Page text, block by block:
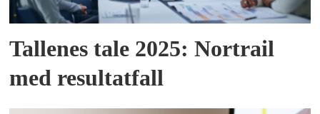
Tallenes tale 2025: Nortrail
med resultatfall